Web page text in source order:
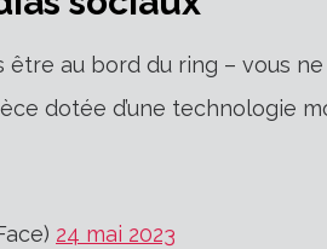
au bord du ring – vous
dotée d’une technologie
24 mai 2023